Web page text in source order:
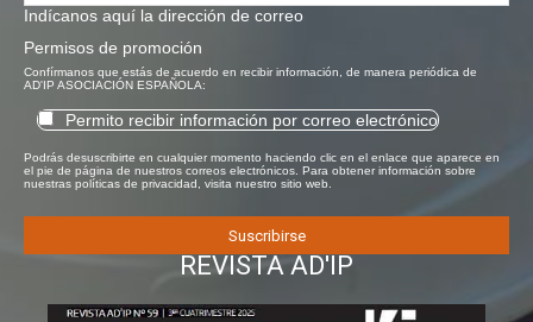
Indícanos aquí la dirección de correo
Permisos de promoción
Confírmanos que estás de acuerdo en recibir información, de manera periódica de
AD'IP ASOCIACIÓN ESPAÑOLA:
Permito recibir información por correo electrónico
Podrás desuscribirte en cualquier momento haciendo clic en el enlace que aparece en
el pie de página de nuestros correos electrónicos. Para obtener información sobre
nuestras políticas de privacidad, visita nuestro sitio web.
REVISTA AD'IP